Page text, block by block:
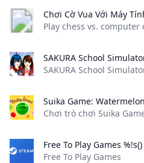
Free To Play Games %!s()
Free To Play Games